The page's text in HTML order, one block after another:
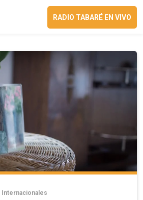
RADIO TABARÉ EN VIVO
Internacionales